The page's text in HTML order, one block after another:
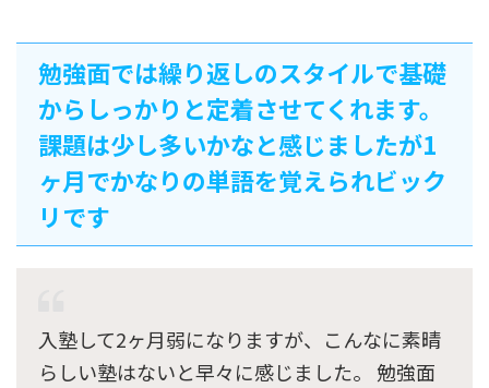
勉強面では繰り返しのスタイルで基礎
からしっかりと定着させてくれます。
課題は少し多いかなと感じましたが1
ヶ月でかなりの単語を覚えられビック
リです
入塾して2ヶ月弱になりますが、こんなに素晴
らしい塾はないと早々に感じました。 勉強面